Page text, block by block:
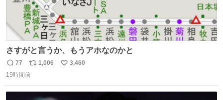
さすがと言うか、もうアホなのかと
返
信
77
リ
ポ
1,006
い
3,460
19時間前